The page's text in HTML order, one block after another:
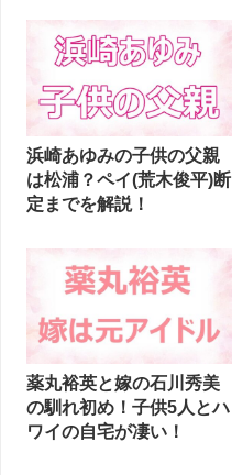
浜崎あゆみの子供の父親
は松浦？ペイ(荒木俊平)断
定までを解説！
薬丸裕英と嫁の石川秀美
の馴れ初め！子供5人とハ
ワイの自宅が凄い！